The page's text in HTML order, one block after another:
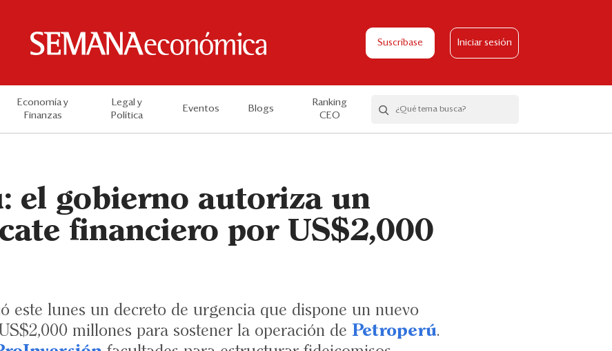
Suscríbase Iniciar sesión
Economía y
Finanzas
Legal y
Política
Eventos Blogs
Ranking
CEO
el gobierno autoriza un
financiero por US$2,000
este lunes un decreto de urgencia que dispone un nuevo
US$2,000 millones para sostener la operación de Petroperú.